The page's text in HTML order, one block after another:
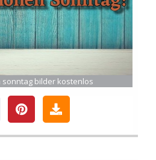
sonntag bilder kostenlos